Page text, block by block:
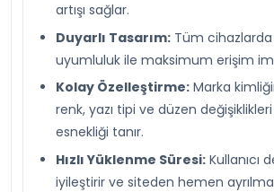
artışı sağlar.
Duyarlı Tasarım: Tüm
uyumluluk ile maksimum erişim
Kolay Özelleştirme: Marka
renk, yazı tipi ve düzen
esnekliği tanır.
Hızlı Yüklenme Süresi: Kullanıcı
iyileştirir ve siteden hemen ayrılma